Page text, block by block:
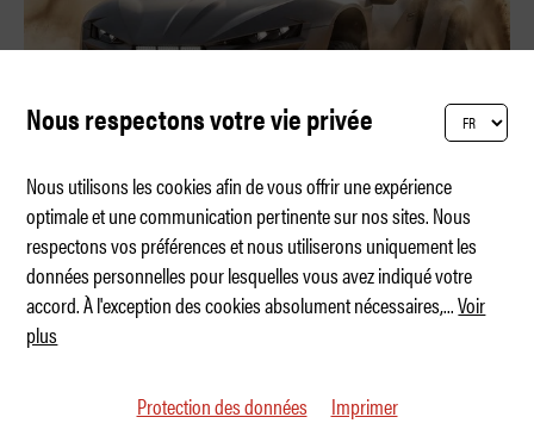
Rezvani Dune – Huracán sous stéroïdes
Nous respectons votre vie privée
Nous utilisons les cookies afin de vous offrir une expérience
optimale et une communication pertinente sur nos sites. Nous
respectons vos préférences et nous utiliserons uniquement les
données personnelles pour lesquelles vous avez indiqué votre
accord. À l'exception des cookies absolument nécessaires,...Voir
plus
Protection des données Imprimer